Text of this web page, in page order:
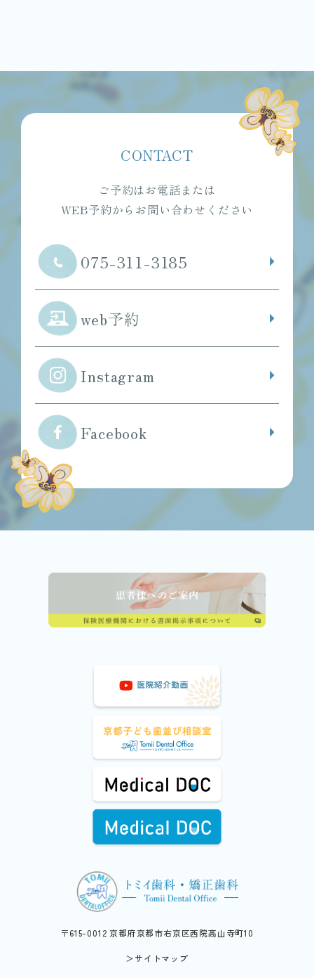
CONTACT
ご予約はお電話または
WEB予約からお問い合わせください
075-311-3185
web予約
Instagram
Facebook
〒615-0012 京都府京都市右京区西院高山寺町10
＞サイトマップ